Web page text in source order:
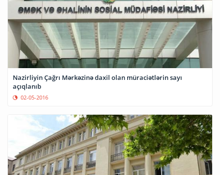
Nazirliyin Çağrı Mərkəzinə daxil olan müraciətlərin sayı
açıqlanıb
02-05-2016